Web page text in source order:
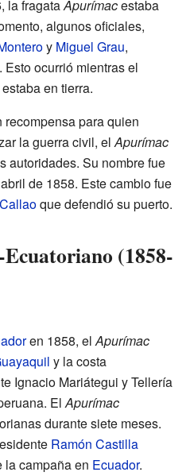
la fragataApurímacestaba
algunos oficiales,
y Miguel Grau,
ocurrió mientras el
en tierra.
para quien
la guerra civil, elApurímac
autoridades. Su nombre fue
de 1858. Este cambio fue
Callaoque defendió su puerto.
(1858-
en 1858, elApurímac
y la costa
Ignacio Mariátegui y Tellería
ElApurímac
durante siete meses.
Ramón Castilla
la campaña en Ecuador.